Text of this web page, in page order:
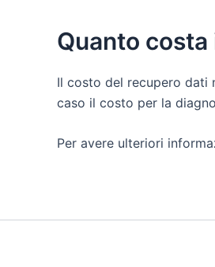
Quanto
Il costo del recupero dati
caso il costo per la
Per avere ulteriori